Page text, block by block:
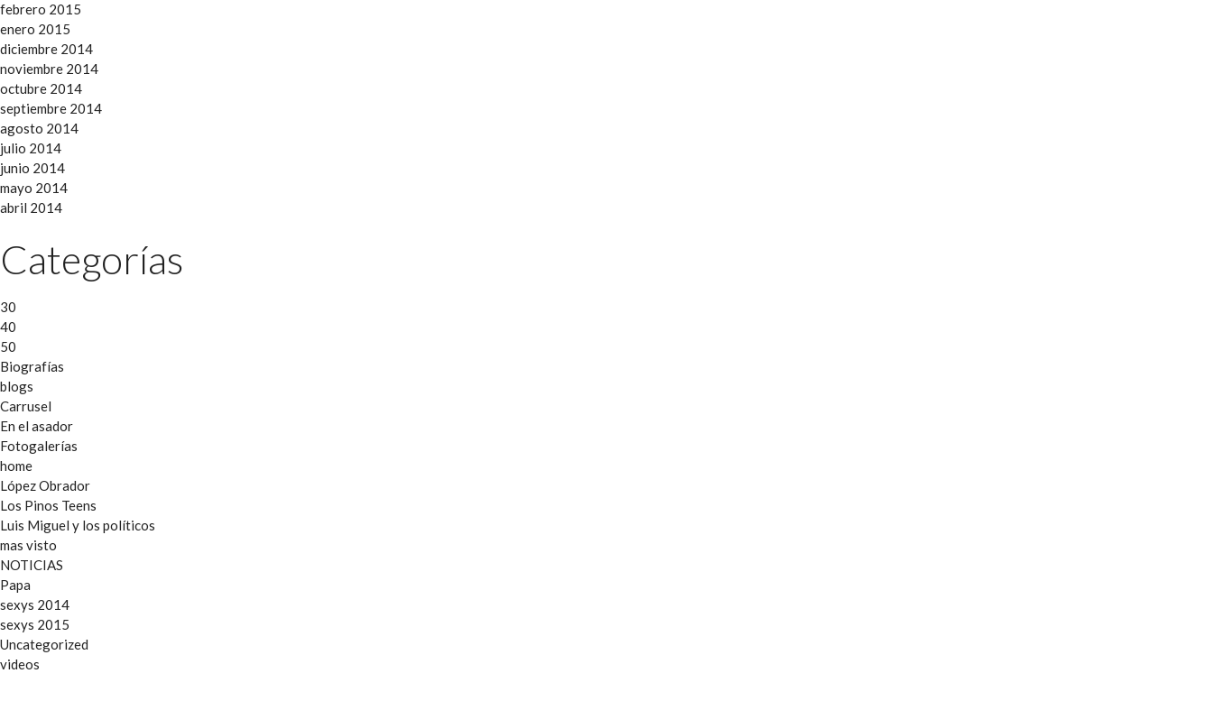
febrero 2015
enero 2015
diciembre 2014
noviembre 2014
octubre 2014
septiembre 2014
agosto 2014
julio 2014
junio 2014
mayo 2014
abril 2014
Categorías
30
40
50
Biografías
blogs
Carrusel
En el asador
Fotogalerías
home
López Obrador
Los Pinos Teens
Luis Miguel y los políticos
mas visto
NOTICIAS
Papa
sexys 2014
sexys 2015
Uncategorized
videos